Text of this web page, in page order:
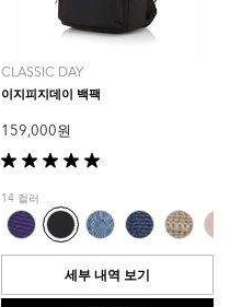
CLASSIC DAY
이지피지데이 백팩
159,000 원
별
5
개
중
5.0
입
14 컬러
세부 내역 보기